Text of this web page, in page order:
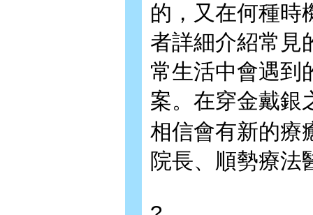
的，又在何種時
者詳細介紹常見
常生活中會遇到
案。在穿金戴銀
相信會有新的
院長、順勢療法